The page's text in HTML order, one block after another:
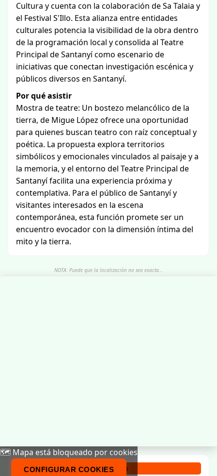
Cultura y cuenta con la colaboración de Sa Talaia y
el Festival S'Illo. Esta alianza entre entidades
culturales potencia la visibilidad de la obra dentro
de la programación local y consolida al Teatre
Principal de Santanyí como escenario de
iniciativas que conectan investigación escénica y
públicos diversos en Santanyí.
Por qué asistir
Mostra de teatre: Un bostezo melancólico de la
tierra, de Migue López ofrece una oportunidad
para quienes buscan teatro con raíz conceptual y
poética. La propuesta explora territorios
simbólicos y emocionales vinculados al paisaje y a
la memoria, y el entorno del Teatre Principal de
Santanyí facilita una experiencia próxima y
contemplativa. Para el público de Santanyí y
visitantes interesados en la escena
contemporánea, esta función promete ser un
encuentro evocador con la dimensión íntima del
mito y la tierra.
NOTA: Puede que la localización no sea exacta...
🗺️ Mapa está bloqueado por cookies
CONFIGURAR COOKIES
Calendario